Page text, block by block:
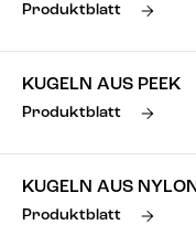
Produktblatt
KUGELN AUS PEEK
Produktblatt
KUGELN AUS
Produktblatt